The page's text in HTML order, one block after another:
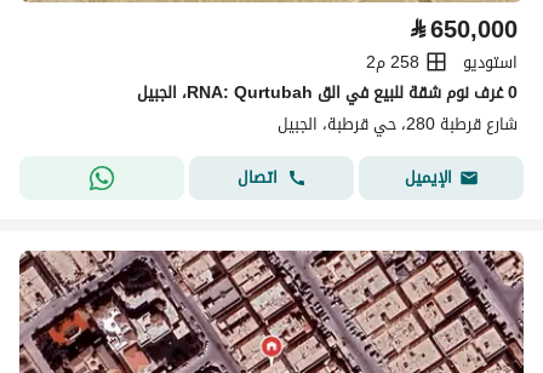
⃁650,000
استوديو
258 م2
0 غرف نوم شقة للبيع في الق RNA: Qurtubah، الجبيل
شارع قرطبة 280، حي قرطبة، الجبيل
الإيميل
اتصال